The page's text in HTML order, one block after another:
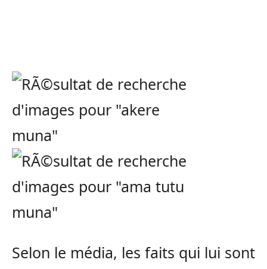
Selon le média, les faits qui lui sont